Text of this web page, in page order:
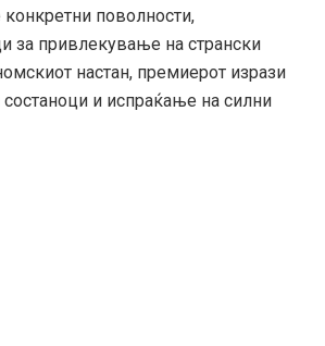
конкретни поволности,
за привлекување на странски
настан, премиерот изрази
и испраќање на силни